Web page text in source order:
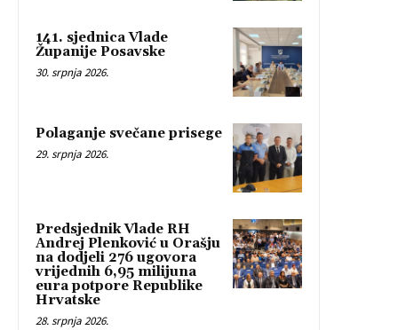
141. sjednica Vlade
Županije Posavske
30. srpnja 2026.
Polaganje svečane prisege
29. srpnja 2026.
Predsjednik Vlade RH
Andrej Plenković u Orašju
na dodjeli 276 ugovora
vrijednih 6,95 milijuna
eura potpore Republike
Hrvatske
28. srpnja 2026.